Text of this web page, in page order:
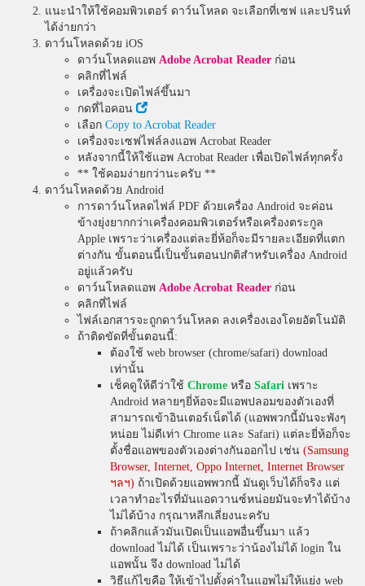
แนะนำให้ใช้คอมพิวเตอร์ ดาว์นโหลด จะเลือกที่เซฟ และปรินท์
ได้ง่ายกว่า
ดาว์นโหลดด้วย iOS
ดาว์นโหลดแอพ Adobe Acrobat Reader ก่อน
คลิกที่ไฟล์
เครื่องจะเปิดไฟล์ขึ้นมา
กดที่ไอคอน
เลือก Copy to Acrobat Reader
เครื่องจะเซฟไฟล์ลงแอพ Acrobat Reader
หลังจากนี้ให้ใช้แอพ Acrobat Reader เพื่อเปิดไฟล์ทุกครั้ง
** ใช้คอมง่ายกว่านะครับ **
ดาว์นโหลดด้วย Android
การดาว์นโหลดไฟล์ PDF ด้วยเครื่อง Android จะค่อน
ข้างยุ่งยากกว่าเครื่องคอมพิวเตอร์หรือเครื่องตระกูล
Apple เพราะว่าเครื่องแต่ละยี่ห้อก็จะมีรายละเอียดที่แตก
ต่างกัน ขั้นตอนนี้เป็นขั้นตอนปกติสำหรับเครื่อง Android
อยู่แล้วครับ
ดาว์นโหลดแอพ Adobe Acrobat Reader ก่อน
คลิกที่ไฟล์
ไฟล์เอกสารจะถูกดาว์นโหลด ลงเครื่องเองโดยอัตโนมัติ
ถ้าติดขัดที่ขั้นตอนนี้:
ต้องใช้ web browser (chrome/safari) download
เท่านั้น
เช็คดูให้ดีว่าใช้ Chrome หรือ Safari เพราะ
Android หลายๆยี่ห้อจะมีแอพปลอมของตัวเองที่
สามารถเข้าอินเตอร์เน็ตได้ (แอพพวกนี้มันจะพังๆ
หน่อย ไม่ดีเท่า Chrome และ Safari) แต่ละยี่ห้อก็จะ
ตั้งชื่อแอพของตัวเองต่างกันออกไป เช่น (Samsung
Browser, Internet, Oppo Internet, Internet Browser
ฯลฯ) ถ้าเปิดด้วยแอพพวกนี้ มันดูเว็บได้ก็จริง แต่
เวลาทำอะไรที่มันแอดวานซ์หน่อยมันจะทำได้บ้าง
ไม่ได้บ้าง กรุณาหลีกเลี่ยงนะครับ
ถ้าคลิกแล้วมันเปิดเป็นแอพอื่นขึ้นมา แล้ว
download ไม่ได้ เป็นเพราะว่าน้องไม่ได้ login ใน
แอพนั้น จึง download ไม่ได้
วิธีแก้ไขคือ ให้เข้าไปตั้งค่าในแอพไม่ให้แย่ง web